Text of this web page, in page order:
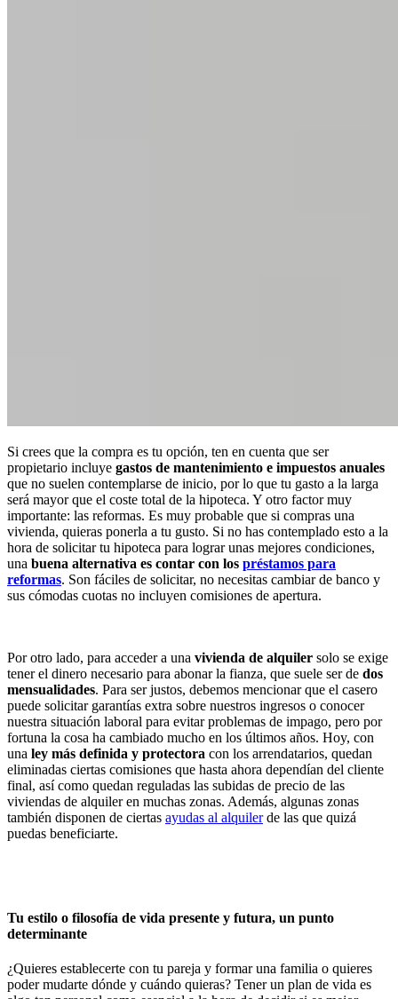
Si crees que la compra es tu opción, ten en cuenta que ser
propietario incluye gastos de mantenimiento e impuestos anuales
que no suelen contemplarse de inicio, por lo que tu gasto a la larga
será mayor que el coste total de la hipoteca. Y otro factor muy
importante: las reformas. Es muy probable que si compras una
vivienda, quieras ponerla a tu gusto. Si no has contemplado esto a la
hora de solicitar tu hipoteca para lograr unas mejores condiciones,
una buena alternativa es contar con los préstamos para
reformas. Son fáciles de solicitar, no necesitas cambiar de banco y
sus cómodas cuotas no incluyen comisiones de apertura.
Por otro lado, para acceder a una vivienda de alquiler solo se exige
tener el dinero necesario para abonar la fianza, que suele ser de dos
mensualidades. Para ser justos, debemos mencionar que el casero
puede solicitar garantías extra sobre nuestros ingresos o conocer
nuestra situación laboral para evitar problemas de impago, pero por
fortuna la cosa ha cambiado mucho en los últimos años. Hoy, con
una ley más definida y protectora con los arrendatarios, quedan
eliminadas ciertas comisiones que hasta ahora dependían del cliente
final, así como quedan reguladas las subidas de precio de las
viviendas de alquiler en muchas zonas. Además, algunas zonas
también disponen de ciertas ayudas al alquilerde las que quizá
puedas beneficiarte.
Tu estilo o filosofía de vida presente y futura, un punto
determinante
¿Quieres establecerte con tu pareja y formar una familia o quieres
poder mudarte dónde y cuándo quieras? Tener un plan de vida es